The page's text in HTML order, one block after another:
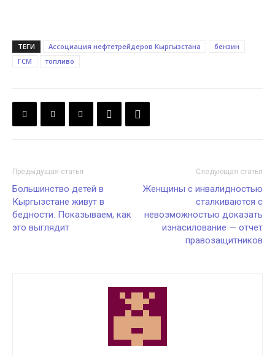
ТЕГИ Ассоциация нефтетрейдеров Кыргызстана
бензин
ГСМ
топливо
Предыдущая статья
Большинство детей в
Кыргызстане живут в
бедности. Показываем, как
это выглядит
Следующая статья
Женщины с инвалидностью
сталкиваются с
невозможностью доказать
изнасилование — отчет
правозащитников